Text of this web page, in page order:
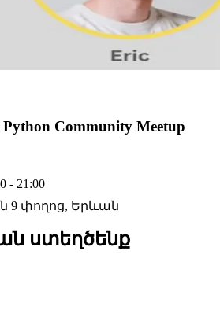
Python Community Meetup
- 21:00
9 փողոց, Երևան
ստեղծենք